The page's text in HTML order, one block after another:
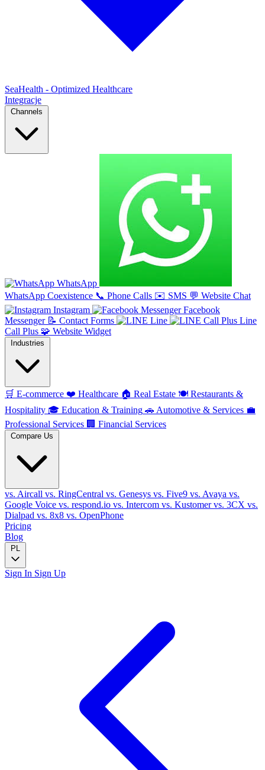
SeaHealth - Optimized Healthcare
Integracje
Channels
WhatsApp
WhatsApp Coexistence 📞 Phone Calls ✉️ SMS 💬 Website Chat
Instagram
Facebook
Messenger 📝 Contact Forms Line
Line
Call Plus 🧩 Website Widget
Industries
🛒 E-commerce ❤️ Healthcare 🏠 Real Estate 🍽️ Restaurants &
Hospitality 🎓 Education & Training 🚗 Automotive & Services 💼
Professional Services 🏢 Financial Services
Compare Us
vs. Aircall vs. RingCentral vs. Genesys vs. Five9 vs. Avaya vs.
Google Voice vs. respond.io vs. Intercom vs. Kustomervs. 3CX vs.
Dialpad vs. 8x8 vs. OpenPhone
Pricing
Blog
PL
Sign In Sign Up